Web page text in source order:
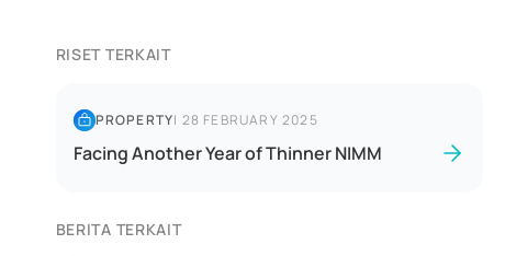
RISET TERKAIT
PROPERTY| 28 FEBRUARY 2025
Facing Another Year of Thinner NIMM
BERITA TERKAIT